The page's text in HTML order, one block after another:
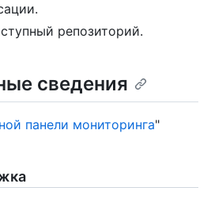
репозиторий.
сведения
панели мониторинга"